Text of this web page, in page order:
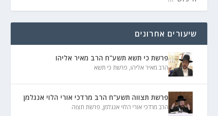
שיעורים אחרונים
פרשת כי תשא תשע"ח הרב מאיר אליהו
הרב מאיר אליהו, פרשת כי תשא
פרשת תצווה תשע"ח הרב מרדכי אורי הלוי אנגלמן
הרב מרדכי אורי הלוי אנגלמן, פרשת תצוה